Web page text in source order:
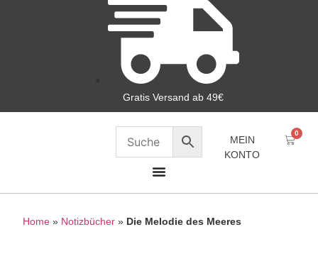
Gratis Versand ab 49€
MEIN
KONTO
0
Home » Notizbücher » Die Melodie des Meeres